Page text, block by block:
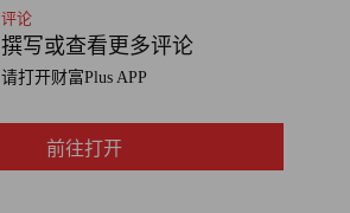
评论
撰写或查看更多评论
请打开财富Plus APP
前往打开